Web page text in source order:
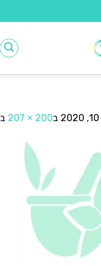
ב200 × 207 ב